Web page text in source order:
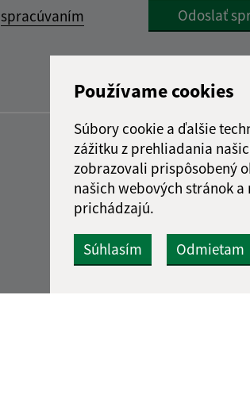
Používame cookies
Súbory cookie a ďalšie
zážitku z prehliadania
zobrazovali prispôsobený
našich webových stránok
prichádzajú.
Súhlasím Odmietam
spracúvaním
Google reCaptcha
Odoslať